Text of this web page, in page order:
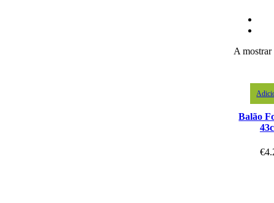
A mostrar
Balão
€